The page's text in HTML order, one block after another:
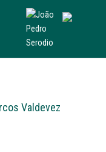
Valdevez